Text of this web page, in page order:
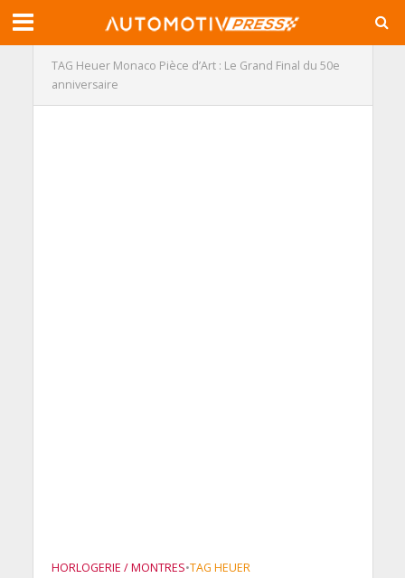
TAG Heuer Monaco Pièce d’Art : Le Grand Final du 50e
anniversaire
HORLOGERIE / MONTRES•TAG HEUER